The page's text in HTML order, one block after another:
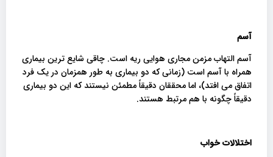
آسم
آسم التهاب مزمن مجاری هوایی ریه است. چاقی شایع ترین بیماری
همراه با آسم است (زمانی که دو بیماری به طور همزمان در یک فرد
اتفاق می افتد)، اما محققان دقیقاً مطمئن نیستند که این دو بیماری
دقیقاً چگونه با هم مرتبط هستند.
اختلالات خواب